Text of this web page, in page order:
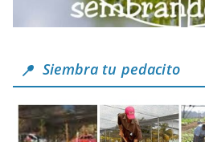
Siembra tu pedacito